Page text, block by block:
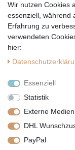
Vertrag widerrufen
Wir nutzen Cookies
essenziell, während
Erfahrung zu
verwendeten
hier:
Essenziell
Statistik
Externe Medien
DHL
PayPal